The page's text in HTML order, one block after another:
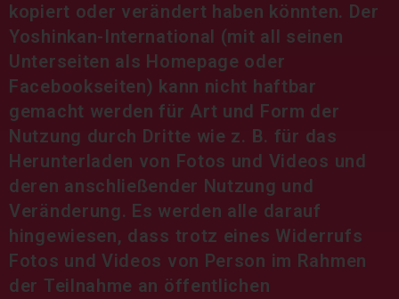
kopiert oder verändert haben könnten. Der
Yoshinkan-International (mit all seinen
Unterseiten als Homepage oder
Facebookseiten) kann nicht haftbar
gemacht werden für Art und Form der
Nutzung durch Dritte wie z. B. für das
Herunterladen von Fotos und Videos und
deren anschließender Nutzung und
Veränderung. Es werden alle darauf
hingewiesen, dass trotz eines Widerrufs
Fotos und Videos von Person im Rahmen
der Teilnahme an öffentlichen